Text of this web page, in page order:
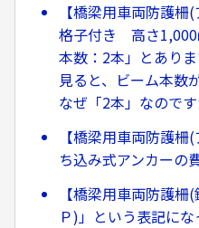
【橋梁用車両防護
格子付き 高さ1,000
本数：2本」とあり
見ると、ビーム本数
なぜ「2本」なのです
【橋梁用車両防護
ち込み式アンカーの
【橋梁用車両防護
Ｐ)」という表記にな